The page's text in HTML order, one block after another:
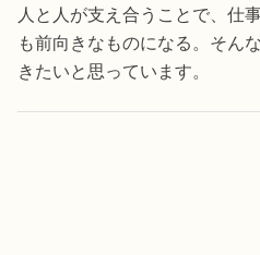
人と人が支え合うことで、仕
も前向きなものになる。そん
きたいと思っています。